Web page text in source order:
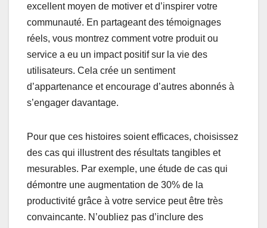
excellent moyen de motiver et d’inspirer votre
communauté. En partageant des témoignages
réels, vous montrez comment votre produit ou
service a eu un impact positif sur la vie des
utilisateurs. Cela crée un sentiment
d’appartenance et encourage d’autres abonnés à
s’engager davantage.
Pour que ces histoires soient efficaces, choisissez
des cas qui illustrent des résultats tangibles et
mesurables. Par exemple, une étude de cas qui
démontre une augmentation de 30% de la
productivité grâce à votre service peut être très
convaincante. N’oubliez pas d’inclure des